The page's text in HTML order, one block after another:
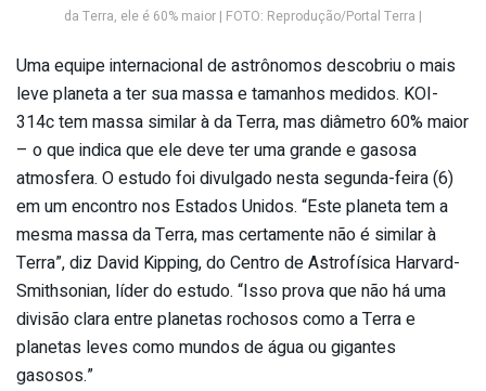
da Terra, ele é 60% maior | FOTO: Reprodução/Portal Terra |
Uma equipe internacional de astrônomos descobriu o mais
leve planeta a ter sua massa e tamanhos medidos. KOI-
314c tem massa similar à da Terra, mas diâmetro 60% maior
– o que indica que ele deve ter uma grande e gasosa
atmosfera. O estudo foi divulgado nesta segunda-feira (6)
em um encontro nos Estados Unidos. “Este planeta tem a
mesma massa da Terra, mas certamente não é similar à
Terra”, diz David Kipping, do Centro de Astrofísica Harvard-
Smithsonian, líder do estudo. “Isso prova que não há uma
divisão clara entre planetas rochosos como a Terra e
planetas leves como mundos de água ou gigantes
gasosos.”